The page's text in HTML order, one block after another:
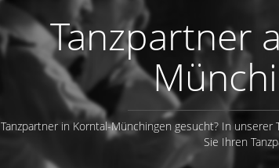
Tanzpartner
Tanzpartner in Korntal-Münchingen gesucht? In
Sie Ihren